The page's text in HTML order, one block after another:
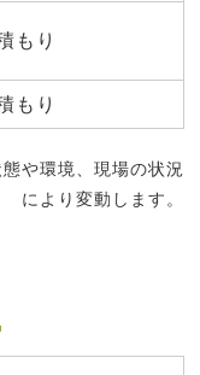
もり
もり
や環境、現場の状況
により変動します。